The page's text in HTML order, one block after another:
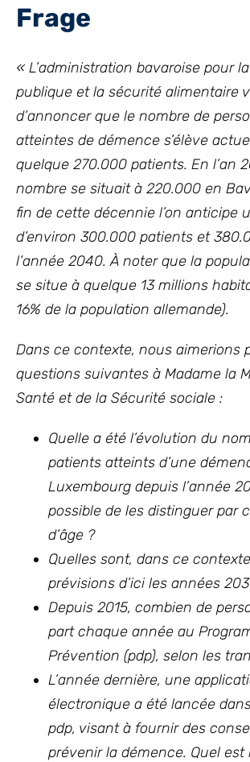
Frage
« L’administration bavaroise pour
publique et la sécurité alimentaire
d’annoncer que le nombre de
atteintes de démence s’élève
quelque 270.000 patients. En l’an
nombre se situait à 220.000 en
fin de cette décennie l’on anticipe
d’environ 300.000 patients et
l’année 2040. À noter que la
se situe à quelque 13 millions
16% de la population allemande).
Dans ce contexte, nous aimerions
questions suivantes à Madame la
Santé et de la Sécurité sociale :
Quelle a été l’évolution du
patients atteints d’une
Luxembourg depuis l’année
possible de les distinguer par
d’âge ?
Quelles sont, dans ce
prévisions d’ici les années
Depuis 2015, combien de
part chaque année au
Prévention (pdp), selon les
L’année dernière, une
électronique a été lancée
pdp, visant à fournir des
prévenir la démence. Quel est